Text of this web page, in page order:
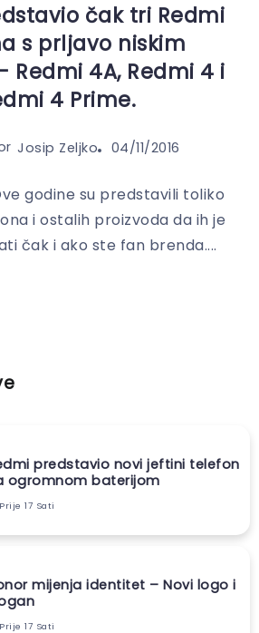
čak tri Redmi
s prljavo niskim
Redmi 4A, Redmi 4 i
4 Prime.
Josip Zeljko 04/11/2016
godine su predstavili toliko
i ostalih proizvoda da ih je
čak i ako ste fan brenda....
predstavio novi jeftini telefon
ogromnom baterijom
Prije 17 Sati
mijenja identitet – Novi logo i
Prije 17 Sati